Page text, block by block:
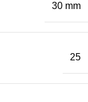
30 mm
25